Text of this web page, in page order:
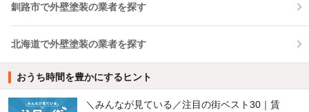
釧路市で外壁塗装の業者を探す
北海道で外壁塗装の業者を探す
おうち時間を豊かにするヒント
＼みんなが見ている／注目の街ベスト30｜賃